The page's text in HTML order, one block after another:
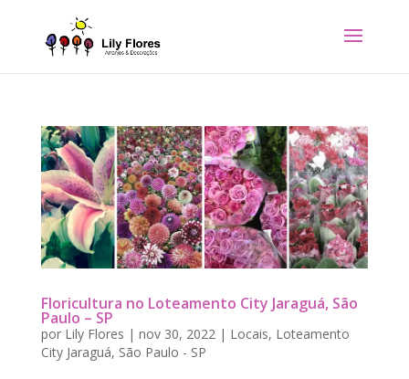
Floricultura no Loteamento City Jaraguá, São
Paulo – SP
por Lily Flores | nov 30, 2022| Locais, Loteamento
City Jaraguá, São Paulo - SP